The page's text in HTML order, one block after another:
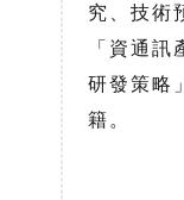
究、技術
「資通
研發策略
籍。